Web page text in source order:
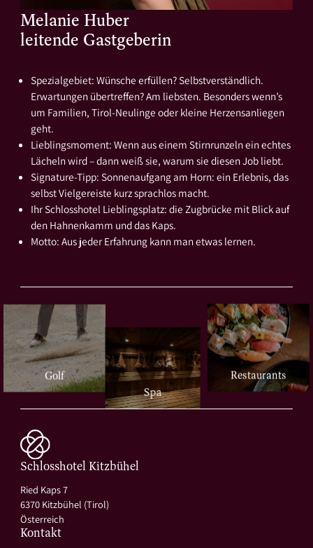
Melanie Huber
leitende Gastgeberin
Spezialgebiet: Wünsche erfüllen? Selbstverständlich.
Erwartungen übertreffen? Am liebsten. Besonders wenn’s
um Familien, Tirol-Neulinge oder kleine Herzensanliegen
geht.
Lieblingsmoment: Wenn aus einem Stirnrunzeln ein echtes
Lächeln wird – dann weiß sie, warum sie diesen Job liebt.
Signature-Tipp: Sonnenaufgang am Horn: ein Erlebnis, das
selbst Vielgereiste kurz sprachlos macht.
Ihr Schlosshotel Lieblingsplatz: die Zugbrücke mit Blick auf
den Hahnenkamm und das Kaps.
Motto: Aus jeder Erfahrung kann man etwas lernen.
Golf
Spa
Restaurants
Schlosshotel Kitzbühel
Ried Kaps 7
6370 Kitzbühel (Tirol)
Österreich
Kontakt